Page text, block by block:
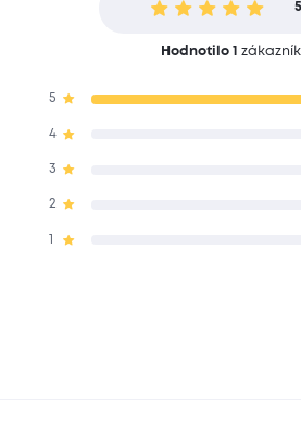
Hodnotilo 1
5
4
3
2